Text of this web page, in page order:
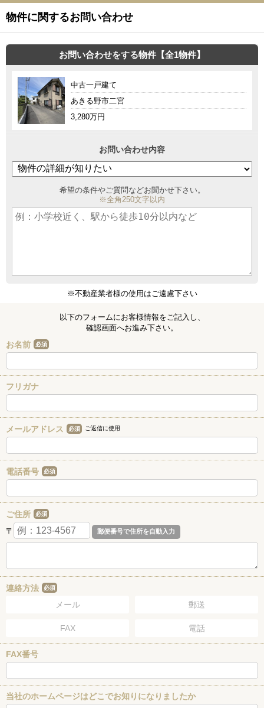
物件に関するお問い合わせ
お問い合わせをする物件【全1物件】
中古一戸建て
あきる野市二宮
3,280万円
お問い合わせ内容
希望の条件やご質問などお聞かせ下さい。
※全角250文字以内
※不動産業者様の使用はご遠慮下さい
以下のフォームにお客様情報をご記入し、
確認画面へお進み下さい。
お名前 必須
フリガナ
メールアドレス 必須 ご返信に使用
電話番号 必須
ご住所 必須
〒
連絡方法 必須
メール 郵送
FAX 電話
FAX番号
当社のホームページはどこでお知りになりましたか